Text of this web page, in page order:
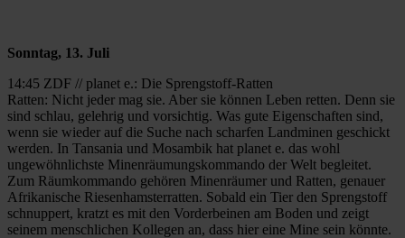
Sonntag, 13. Juli
14:45 ZDF // planet e.: Die Sprengstoff-Ratten
Ratten: Nicht jeder mag sie. Aber sie können Leben retten. Denn sie
sind schlau, gelehrig und vorsichtig. Was gute Eigenschaften sind,
wenn sie wieder auf die Suche nach scharfen Landminen geschickt
werden. In Tansania und Mosambik hat planet e. das wohl
ungewöhnlichste Minenräumungskommando der Welt begleitet.
Zum Räumkommando gehören Minenräumer und Ratten, genauer
Afrikanische Riesenhamsterratten. Sobald ein Tier den Sprengstoff
schnuppert, kratzt es mit den Vorderbeinen am Boden und zeigt
seinem menschlichen Kollegen an, dass hier eine Mine sein könnte.